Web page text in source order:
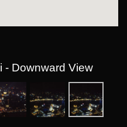
- Downward View